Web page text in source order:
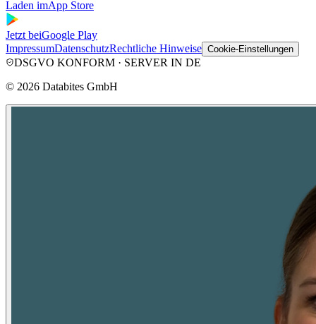
Laden imApp Store
Jetzt beiGoogle Play
ImpressumDatenschutzRechtliche Hinweise Cookie-Einstellungen
DSGVO KONFORM · SERVER IN DE
© 2026 Databites GmbH